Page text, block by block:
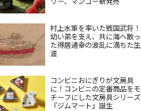
村上水軍を率いた戦国武将！
幼い弟を支え、共に海へ散っ
た得居通幸の波乱に満ちた生
涯
コンビニおにぎりが文房具
に！コンビニの定番商品をモ
チーフにした文房具シリーズ
『ジムマート』誕生